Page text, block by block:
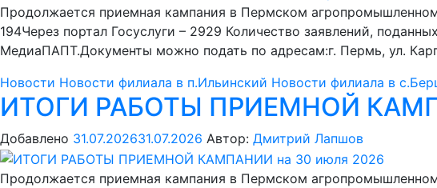
Продолжается приемная кампания в Пермском
194Через портал Госуслуги – 2929 Количество заявлений,
МедиаПАПТ.Документы можно подать по адресам:г. Пермь, ул.
Новости Новости филиала в п.Ильинский Новости филиала в
ИТОГИ РАБОТЫ ПРИЕМНОЙ
Добавлено 31.07.202631.07.2026 Автор: Дмитрий Лапшов
Продолжается приемная кампания в Пермском